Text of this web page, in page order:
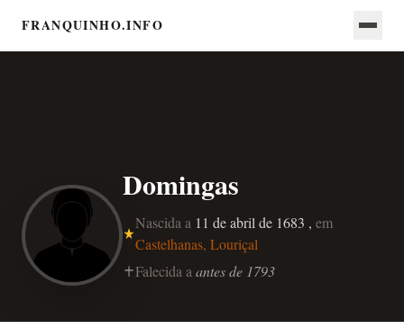
FRANQUINHO.INFO
Domingas
Nascida a 11 de abril de 1683 , em
Castelhanas, Louriçal
Falecida a antes de 1793